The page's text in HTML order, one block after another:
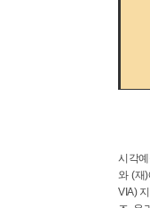
시각
와 (재
VIA)